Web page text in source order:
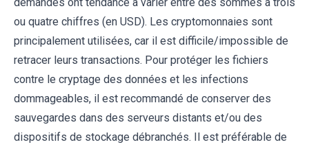
demandés ont tendance à varier entre des sommes à trois
ou quatre chiffres (en USD). Les cryptomonnaies sont
principalement utilisées, car il est difficile/impossible de
retracer leurs transactions. Pour protéger les fichiers
contre le cryptage des données et les infections
dommageables, il est recommandé de conserver des
sauvegardes dans des serveurs distants et/ou des
dispositifs de stockage débranchés. Il est préférable de